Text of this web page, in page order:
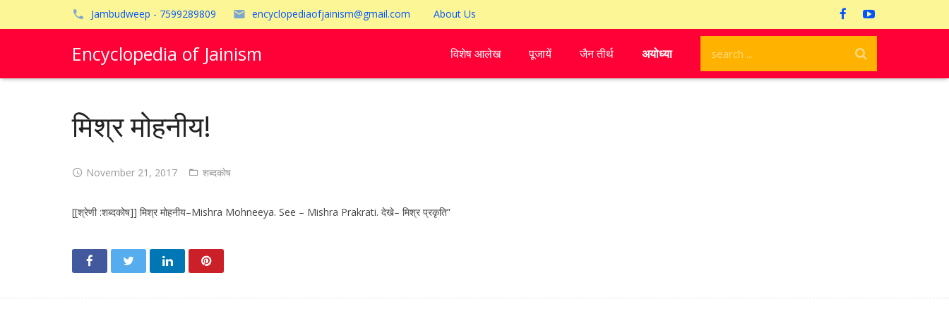
Jambudweep - 7599289809 encyclopediaofjainism@gmail.com About Us
Encyclopedia of Jainism विशेष आलेख पूजायें जैन तीर्थ अयोध्या
मिश्र मोहनीय!
November 21, 2017 शब्दकोष
[[श्रेणी :शब्दकोष]] मिश्र मोहनीय–Mishra Mohneeya. See – Mishra Prakrati. देखे– मिश्र प्रकृति”